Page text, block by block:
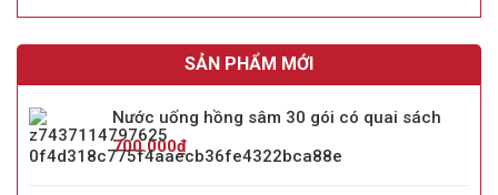
SẢN PHẨM MỚI
Nước uống hồng sâm 30 gói có quai sách
700.000₫